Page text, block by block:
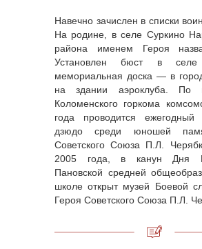
Навечно зачислен в списки
На родине, в селе Суркино
района именем Героя
Установлен бюст в селе
мемориальная доска — в
на здании аэроклуба. По
Коломенского горкома
года проводится
дзюдо среди юношей
Советского Союза П.Л.
2005 года, в канун Дня
Пановской средней
школе открыт музей Боевой
Героя Советского Союза П.Л.